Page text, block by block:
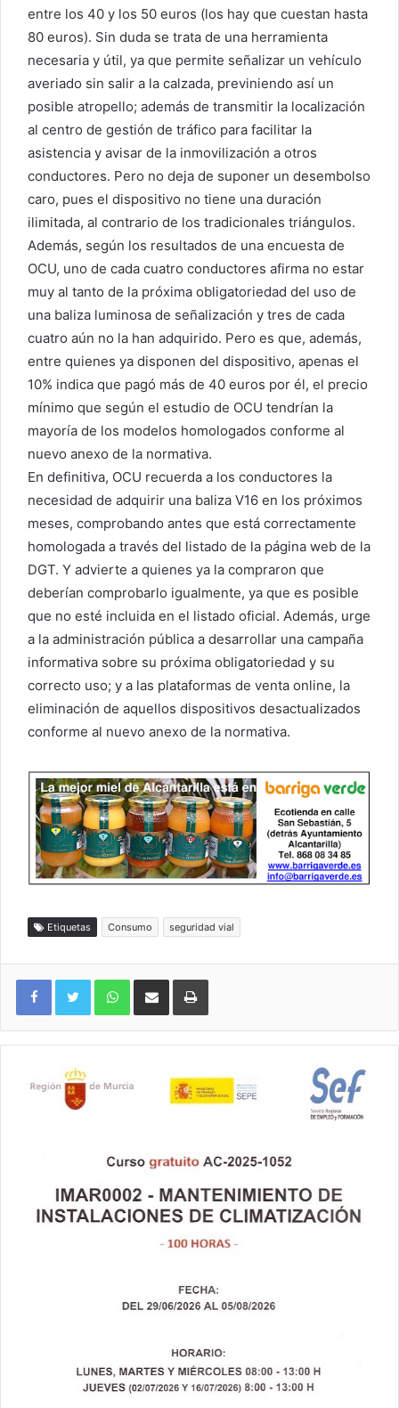
entre los 40 y los 50 euros (los hay que cuestan hasta
80 euros). Sin duda se trata de una herramienta
necesaria y útil, ya que permite señalizar un vehículo
averiado sin salir a la calzada, previniendo así un
posible atropello; además de transmitir la localización
al centro de gestión de tráfico para facilitar la
asistencia y avisar de la inmovilización a otros
conductores. Pero no deja de suponer un desembolso
caro, pues el dispositivo no tiene una duración
ilimitada, al contrario de los tradicionales triángulos.
Además, según los resultados de una encuesta de
OCU, uno de cada cuatro conductores afirma no estar
muy al tanto de la próxima obligatoriedad del uso de
una baliza luminosa de señalización y tres de cada
cuatro aún no la han adquirido. Pero es que, además,
entre quienes ya disponen del dispositivo, apenas el
10% indica que pagó más de 40 euros por él, el precio
mínimo que según el estudio de OCU tendrían la
mayoría de los modelos homologados conforme al
nuevo anexo de la normativa.
En definitiva, OCU recuerda a los conductores la
necesidad de adquirir una baliza V16 en los próximos
meses, comprobando antes que está correctamente
homologada a través del listado de la página web de la
DGT. Y advierte a quienes ya la compraron que
deberían comprobarlo igualmente, ya que es posible
que no esté incluida en el listado oficial. Además, urge
a la administración pública a desarrollar una campaña
informativa sobre su próxima obligatoriedad y su
correcto uso; y a las plataformas de venta online, la
eliminación de aquellos dispositivos desactualizados
conforme al nuevo anexo de la normativa.
Etiquetas Consumo seguridad vial
WhatsAppCompartir por correo electrónicoImprimir